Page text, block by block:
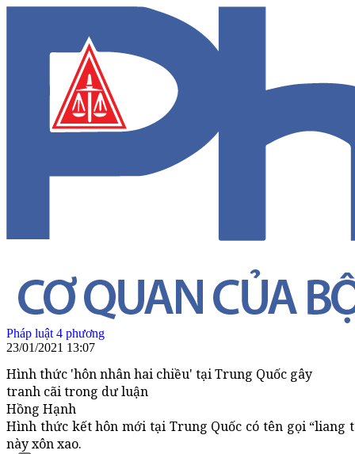
Pháp luật 4 phương
23/01/2021 13:07
Hình thức 'hôn nhân hai chiều' tại Trung Quốc gây
tranh cãi trong dư luận
Hồng Hạnh
Hình thức kết hôn mới tại Trung Quốc có tên gọi “liang
này xôn xao.